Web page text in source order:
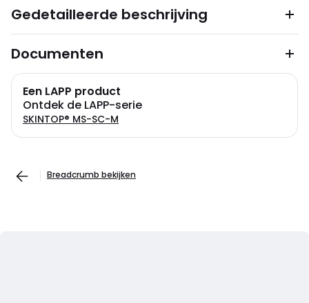
Gedetailleerde beschrijving
Documenten
Een LAPP product
Ontdek de LAPP-serie
SKINTOP® MS-SC-M
Breadcrumb bekijken